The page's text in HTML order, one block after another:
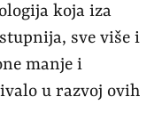
koja iza
sve više i
manje i
u razvoj ovih